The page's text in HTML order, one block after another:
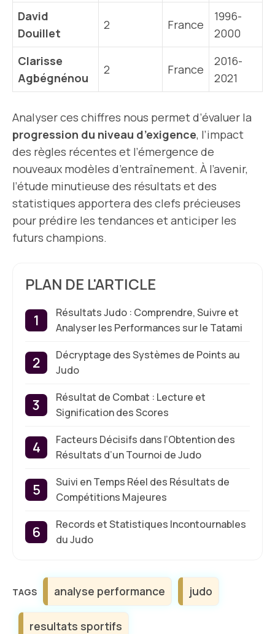
David
Douillet
2 France
1996-
2000
Clarisse
Agbégnénou
2 France
2016-
2021
Analyser ces chiffres nous permet d’évaluer la
progression du niveau d’exigence, l’impact
des règles récentes et l’émergence de
nouveaux modèles d’entraînement. À l’avenir,
l’étude minutieuse des résultats et des
statistiques apportera des clefs précieuses
pour prédire les tendances et anticiper les
futurs champions.
PLAN DE L'ARTICLE
Résultats Judo : Comprendre, Suivre et
Analyser les Performances sur le Tatami
Décryptage des Systèmes de Points au
Judo
Résultat de Combat : Lecture et
Signification des Scores
Facteurs Décisifs dans l’Obtention des
Résultats d’un Tournoi de Judo
Suivi en Temps Réel des Résultats de
Compétitions Majeures
Records et Statistiques Incontournables
du Judo
Étiquettes
analyse performance judo
resultats sportifs